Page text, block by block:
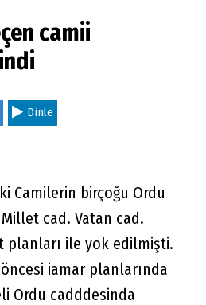
Galeri
camii
Dinle
Camilerin birçoğu Ordu
cad. Vatan cad.
planları ile yok edilmişti.
iamar planlarında
Ordu cadddesinda